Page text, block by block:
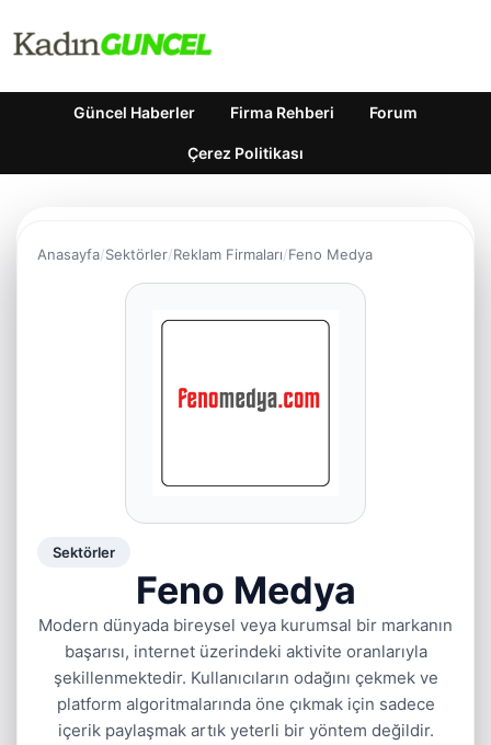
Güncel Haberler Firma Rehberi Forum
Çerez Politikası
Anasayfa Sektörler Reklam Firmaları Feno Medya
Sektörler
Feno Medya
Modern dünyada bireysel veya kurumsal bir markanın
başarısı, internet üzerindeki aktivite oranlarıyla
şekillenmektedir. Kullanıcıların odağını çekmek ve
platform algoritmalarında öne çıkmak için sadece
içerik paylaşmak artık yeterli bir yöntem değildir.